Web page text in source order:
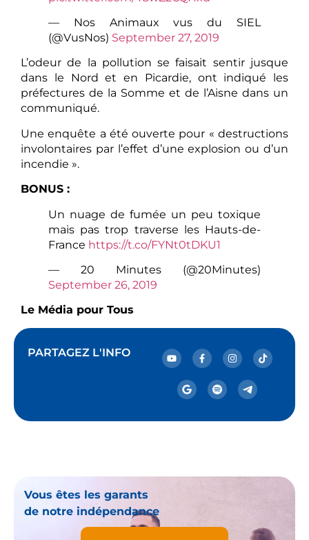
— Nos Animaux vus du SIEL
(@VusNos) September 27, 2019
L’odeur de la pollution se faisait sentir jusque
dans le Nord et en Picardie, ont indiqué les
préfectures de la Somme et de l’Aisne dans un
communiqué.
Une enquête a été ouverte pour « destructions
involontaires par l’effet d’une explosion ou d’un
incendie ».
BONUS :
Un nuage de fumée un peu toxique
mais pas trop traverse les Hauts-de-
France https://t.co/FYNt0tDKU1
— 20 Minutes (@20Minutes)
September 26, 2019
Le Média pour Tous
PARTAGEZ L'INFO
Vous êtes les garants
de notre indépendance